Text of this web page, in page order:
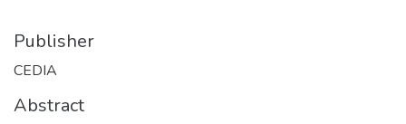
Publisher
CEDIA
Abstract